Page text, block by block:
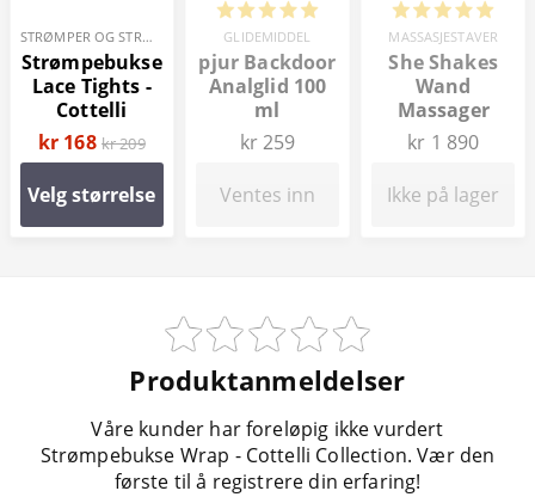
STRØMPER OG STRØMPEBUKSER
Strømpebukse
Lace Tights -
Cottelli
Collection
kr 168 kr 209
Velg størrelse
GLIDEMIDDEL
pjur Backdoor
Analglid 100
ml
kr 259
Ventes inn
MASSASJESTAVER
She Shakes
Wand
Massager
kr 1 890
Ikke på lager
Produktanmeldelser
Våre kunder har foreløpig ikke vurdert
Strømpebukse Wrap - Cottelli Collection. Vær den
første til å registrere din erfaring!